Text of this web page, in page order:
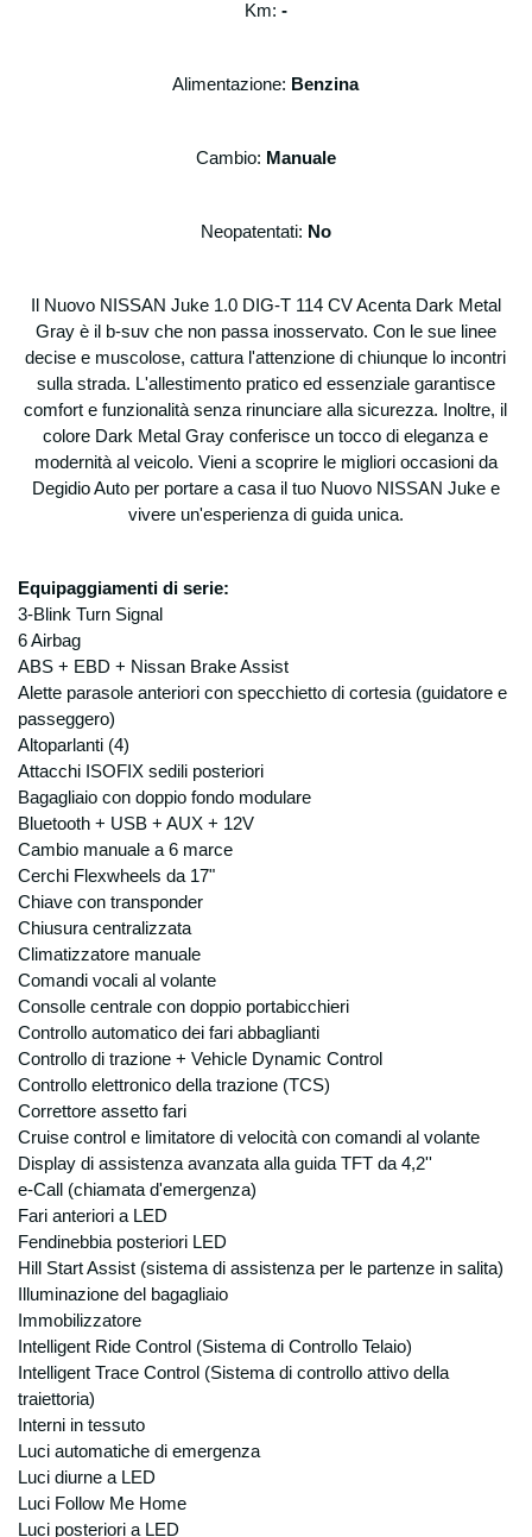
della autorità giudiziaria per eventuali
Titolare del trattamento dei dati, è tenuta a
clienti e/o consumatori, ai soggetti cui
personali. Raccolta dati personali funzionale
informazioni, di preventivi, aggiornamenti
ecc..) Degidio Auto srl necessita di
raccogliere alcuni suoi dati personali: dati
anagrafici, indirizzi e nominativi, recapiti
telefonici, indirizzi e-mail, codice fiscale,
partita IVA, dati bancari.
Possono essere raccolti ed archiviati anche
dati relativi alle offerte emesse (anche se
non accettate), agli ordini stipulati, nonché
l’ottenimento delle finalità sotto riportate non
è necessaria l’acquisizione di dati personali
Finalità
i dati personali sono raccolti e trattati per
prodotti e/o servizi ed in generale per
evadere ogni informazione e specifico
ordine/contratto;
per l’esecuzione degli obblighi e degli
adempimenti amministrativi, fiscali, contabili,
disposti dalla legislazione vigente, da
regolamenti e dalla normativa comunitaria,
nonché da disposizioni impartite da autorità
a ciò legittimate e da organi di vigilanza e
controllo; In base all’ art. 24, comma b del
D.lgs 196, per le finalità sopra espresse non
è necessario il vostro consenso, in quanto il
trattamento dei dati viene effettuato per
“eseguire obblighi derivanti da un contratto
del quale è parte l’interessato o per
adempiere, prima della conclusione dei
contratto, a specifiche richieste
dell’interessato”, e per “adempiere ad un
obbligo previsto dalla legge, da un
regolamento o dalla normativa comunitaria”.
Modalità di trattamento
I dati verranno trattati sia con modalità
manuali che informatiche con l’ausilio di
strumenti elettronici e memorizzati sia su
sensi del Disciplinare Tecnico in materia di
misure minime di sicurezza, Allegato B del
D.lgs. n. 196/2003. Natura del conferimento
Km: -
Alimentazione: Benzina
Cambio: Manuale
Neopatentati: No
Il Nuovo NISSAN Juke 1.0 DIG-T 114 CV Acenta Dark Metal
Gray è il b-suv che non passa inosservato. Con le sue linee
decise e muscolose, cattura l'attenzione di chiunque lo incontri
sulla strada. L'allestimento pratico ed essenziale garantisce
comfort e funzionalità senza rinunciare alla sicurezza. Inoltre, il
colore Dark Metal Gray conferisce un tocco di eleganza e
modernità al veicolo. Vieni a scoprire le migliori occasioni da
Degidio Auto per portare a casa il tuo Nuovo NISSAN Juke e
vivere un'esperienza di guida unica.
Equipaggiamenti di serie:
3-Blink Turn Signal
6 Airbag
ABS + EBD + Nissan Brake Assist
Alette parasole anteriori con specchietto di cortesia (guidatore e
passeggero)
Altoparlanti (4)
Attacchi ISOFIX sedili posteriori
Bagagliaio con doppio fondo modulare
Bluetooth + USB + AUX + 12V
Cambio manuale a 6 marce
Cerchi Flexwheels da 17"
Chiave con transponder
Chiusura centralizzata
Climatizzatore manuale
Comandi vocali al volante
Consolle centrale con doppio portabicchieri
Controllo automatico dei fari abbaglianti
Controllo di trazione + Vehicle Dynamic Control
Controllo elettronico della trazione (TCS)
Correttore assetto fari
Cruise control e limitatore di velocità con comandi al volante
Display di assistenza avanzata alla guida TFT da 4,2''
e-Call (chiamata d'emergenza)
Fari anteriori a LED
Fendinebbia posteriori LED
Hill Start Assist (sistema di assistenza per le partenze in salita)
Illuminazione del bagagliaio
Immobilizzatore
Intelligent Ride Control (Sistema di Controllo Telaio)
Intelligent Trace Control (Sistema di controllo attivo della
traiettoria)
Interni in tessuto
Luci automatiche di emergenza
Luci diurne a LED
Luci Follow Me Home
Luci posteriori a LED